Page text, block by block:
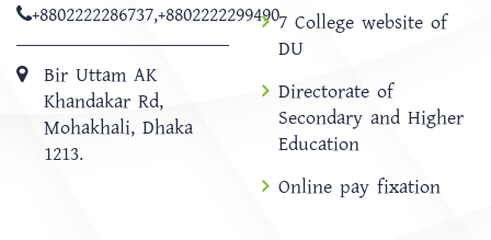
+8802222286737,+8802222299490
Bir Uttam AK
Khandakar Rd,
Mohakhali, Dhaka
1213.
7 College website of
DU
Directorate of
Secondary and Higher
Education
Online pay fixation